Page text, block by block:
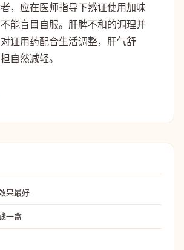
，应在医师指导下辨证使用加味
能盲目自服。肝脾不和的调理并
证用药配合生活调整，肝气舒
自然减轻。
果最好
一盒